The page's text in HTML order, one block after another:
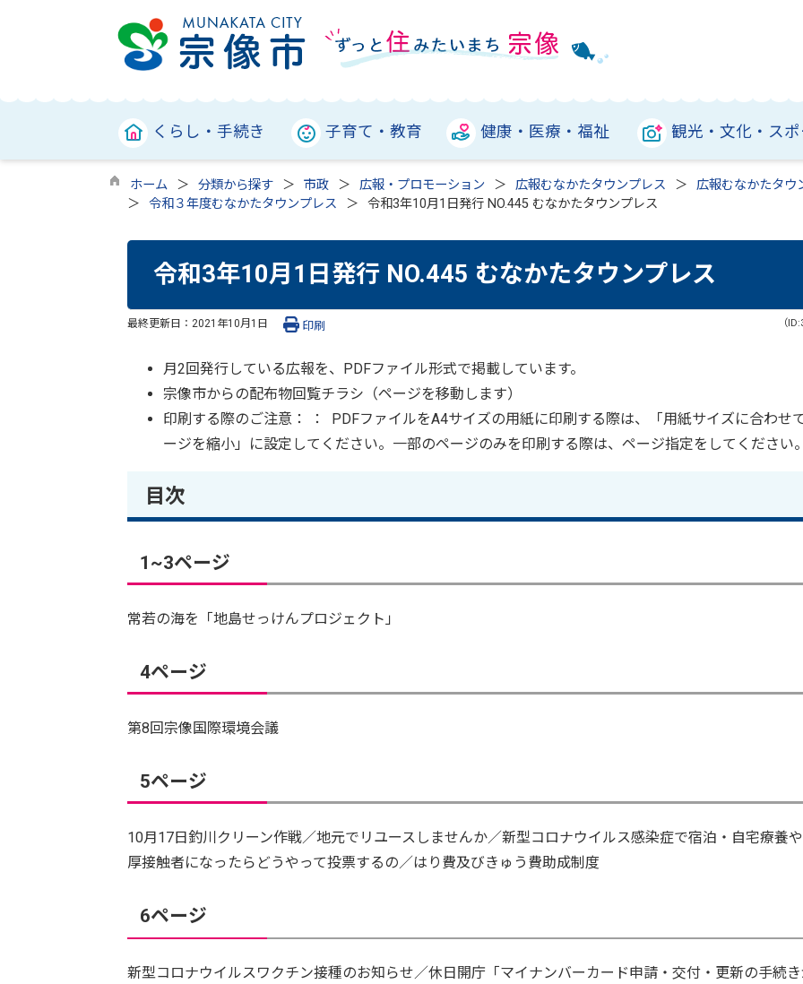
くらし・手続き 子育て・教育 健康・医療・福祉 観光・文化・ス
ホーム 分類から探す 市政 広報・プロモーション 広報むなかたタウンプレス
広報むなかたタウ
令和３年度むなかたタウンプレス
令和3年10月1日発行 NO.445 むなかたタウンプレス
令和3年10月1日発行 NO.445 むなかたタウンプレス
最終更新日： 2021年10月1日 （
印刷
月2回発行している広報を、PDFファイル形式で掲載しています。
宗像市からの配布物回覧チラシ（ページを移動します）
印刷する際のご注意： ： PDFファイルをA4サイズの用紙に印刷する際は、「用紙サイズに合わせ
ージを縮小」に設定してください。一部のページのみを印刷する際は、ページ指定をしてください
目次
1~3ページ
常若の海を「地島せっけんプロジェクト」
4ページ
第8回宗像国際環境会議
5ページ
10月17日釣川クリーン作戦／地元でリユースしませんか／新型コロナウイルス感染症で宿泊・自宅療養
厚接触者になったらどうやって投票するの／はり費及びきゅう費助成制度
6ページ
新型コロナウイルスワクチン接種のお知らせ／休日開庁「マイナンバーカード申請・交付・更新の手続